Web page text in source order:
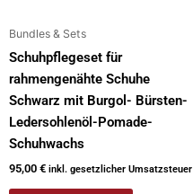
Bundles & Sets
Schuhpflegeset für
rahmengenähte Schuhe
Schwarz mit Burgol- Bürsten-
Ledersohlenöl-Pomade-
Schuhwachs
95,00 € inkl. gesetzlicher Umsatzsteuer